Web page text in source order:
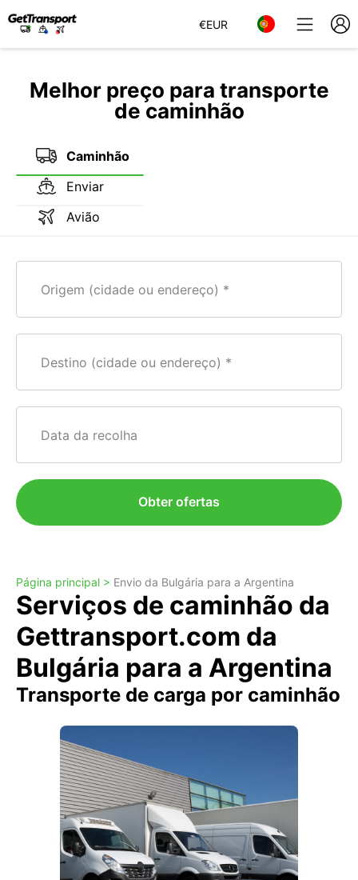
€EUR
Melhor preço para transporte
de caminhão
Caminhão
Enviar
Avião
Origem (cidade ou endereço)
Destino (cidade ou endereço)
Data da recolha
Obter ofertas
Página principal > Envio da Bulgária para a Argentina
Serviços de caminhão da
Gettransport.com da
Bulgária para a Argentina
Transporte de carga por caminhão